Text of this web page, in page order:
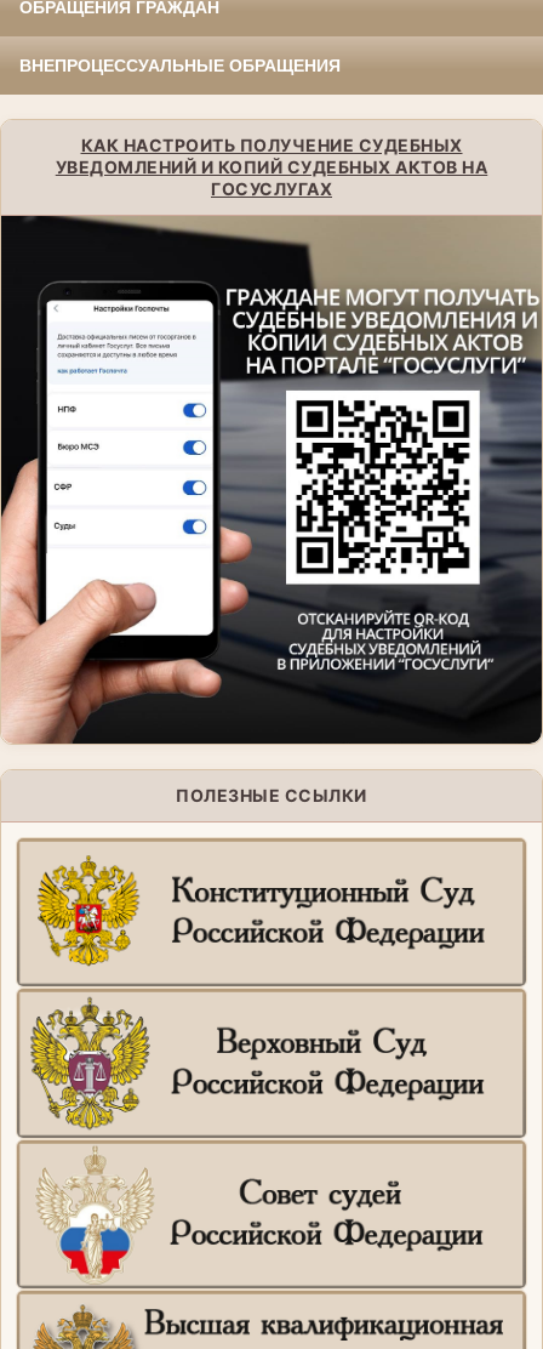
ОБРАЩЕНИЯ ГРАЖДАН
ВНЕПРОЦЕССУАЛЬНЫЕ ОБРАЩЕНИЯ
КАК НАСТРОИТЬ ПОЛУЧЕНИЕ СУДЕБНЫХ
УВЕДОМЛЕНИЙ И КОПИЙ СУДЕБНЫХ АКТОВ НА
ГОСУСЛУГАХ
ПОЛЕЗНЫЕ ССЫЛКИ